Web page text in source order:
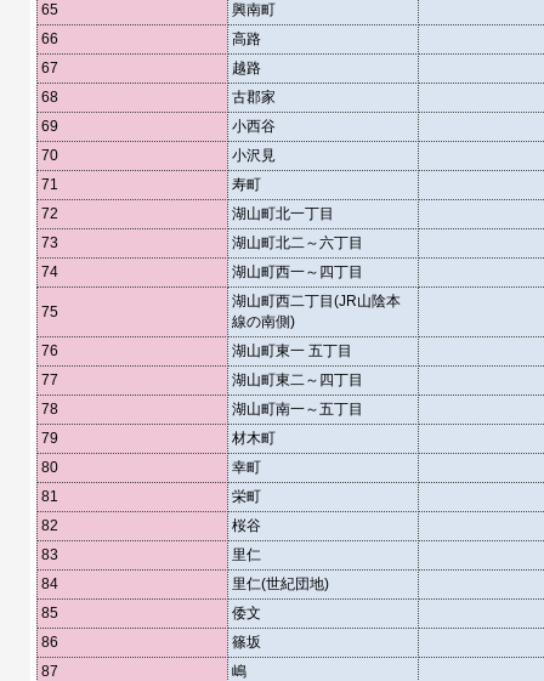
65
興南町
66
高路
67
越路
68
古郡家
69
小西谷
70
小沢見
71
寿町
72
湖山町北一丁目
73
湖山町北二～六丁目
74
湖山町西一～四丁目
75
湖山町西二丁目(JR山陰本
線の南側)
76
湖山町東一 五丁目
77
湖山町東二～四丁目
78
湖山町南一～五丁目
79
材木町
80
幸町
81
栄町
82
桜谷
83
里仁
84
里仁(世紀団地)
85
倭文
86
篠坂
87
嶋